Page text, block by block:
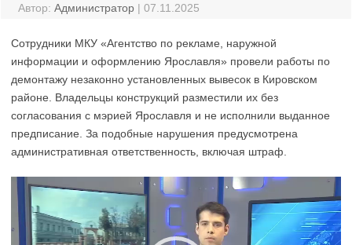
Автор: Администратор | 07.11.2025
Сотрудники МКУ «Агентство по рекламе, наружной
информации и оформлению Ярославля» провели работы по
демонтажу незаконно установленных вывесок в Кировском
районе. Владельцы конструкций разместили их без
согласования с мэрией Ярославля и не исполнили выданное
предписание. За подобные нарушения предусмотрена
административная ответственность, включая штраф.
Видеоплеер